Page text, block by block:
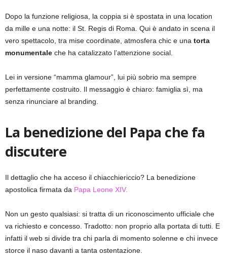
Dopo la funzione religiosa, la coppia si è spostata in una location
da mille e una notte: il St. Regis di Roma. Qui è andato in scena il
vero spettacolo, tra mise coordinate, atmosfera chic e una torta
monumentale che ha catalizzato l’attenzione social.
Lei in versione “mamma glamour”, lui più sobrio ma sempre
perfettamente costruito. Il messaggio è chiaro: famiglia sì, ma
senza rinunciare al branding.
La benedizione del Papa che fa
discutere
Il dettaglio che ha acceso il chiacchiericcio? La benedizione
apostolica firmata da Papa Leone XIV.
Non un gesto qualsiasi: si tratta di un riconoscimento ufficiale che
va richiesto e concesso. Tradotto: non proprio alla portata di tutti. E
infatti il web si divide tra chi parla di momento solenne e chi invece
storce il naso davanti a tanta ostentazione.